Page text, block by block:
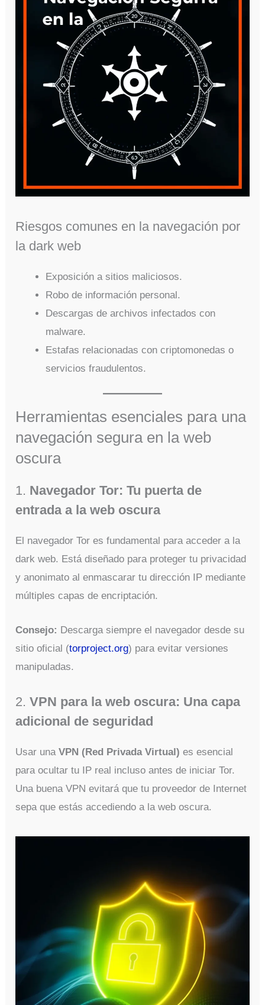
Riesgos comunes en la navegación por
la dark web
Exposición a sitios maliciosos.
Robo de información personal.
Descargas de archivos infectados con
malware.
Estafas relacionadas con criptomonedas o
servicios fraudulentos.
Herramientas esenciales para una
navegación segura en la web
oscura
1. Navegador Tor: Tu puerta de
entrada a la web oscura
El navegador Tor es fundamental para acceder a la
dark web. Está diseñado para proteger tu privacidad
y anonimato al enmascarar tu dirección IP mediante
múltiples capas de encriptación.
Consejo: Descarga siempre el navegador desde su
sitio oficial (torproject.org) para evitar versiones
manipuladas.
2.VPN para la web oscura: Una capa
adicional de seguridad
Usar unaVPN (Red Privada Virtual) es esencial
para ocultar tu IP real incluso antes de iniciar Tor.
Una buena VPN evitará que tu proveedor de Internet
sepa que estás accediendo a la web oscura.